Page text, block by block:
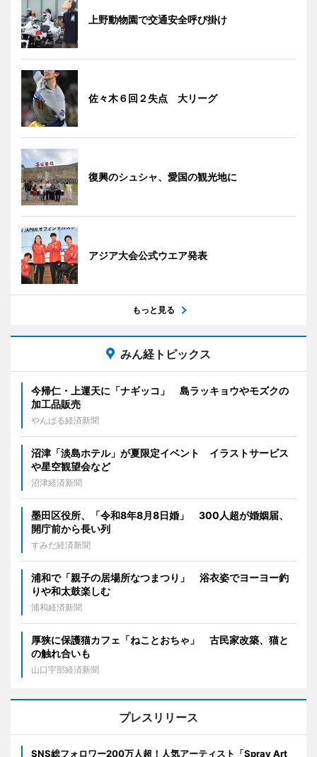
上野動物園で交通安全呼び掛け
佐々木６回２失点 大リーグ
復興のシュシャ、愛国の観光地に
アジア大会公式ウエア発表
もっと見る
みん経トピックス
今帰仁・上運天に「ナギッコ」 島ラッキョウやモズクの
加工品販売
やんばる経済新聞
沼津「淡島ホテル」が夏限定イベント イラストサービス
や星空観望会など
沼津経済新聞
墨田区役所、「令和8年8月8日婚」 300人超が婚姻届、
開庁前から長い列
すみだ経済新聞
浦和で「親子の居場所なつまつり」 浴衣姿でヨーヨー釣
りや和太鼓楽しむ
浦和経済新聞
厚狭に保護猫カフェ「ねことおちゃ」 古民家改築、猫と
の触れ合いも
山口宇部経済新聞
プレスリリース
SNS総フォロワー200万人超！人気アーティスト「Spray Art